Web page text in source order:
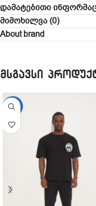
დამატებითი
მიმოხილვა (0)
About brand
მსგავსი
-41%